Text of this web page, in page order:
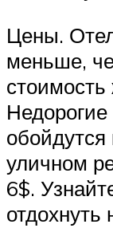
Цены.
меньше,
Недорогие
уличном
6$.
отдохнуть